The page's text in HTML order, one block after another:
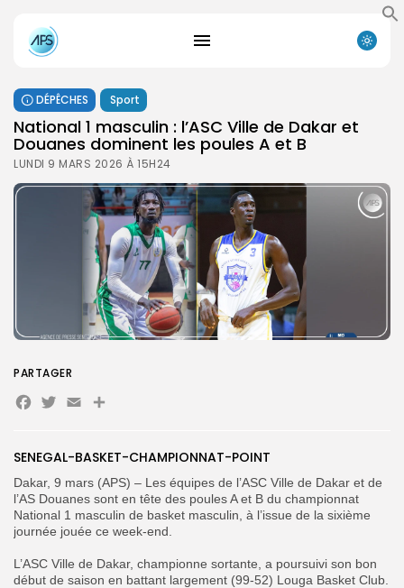
for:
FR
DÉPÊCHES Sport
‎National 1 masculin : l’ASC Ville de Dakar et
Douanes dominent les poules A et B
LUNDI 9 MARS 2026 À 15H24
SENEGAL-BASKET-CHAMPIONNAT-POINT
Dakar, 9 mars (APS) – Les équipes de l’ASC Ville de Dakar et de
l’AS Douanes sont en tête des poules A et B du championnat
National 1 masculin de basket masculin, à l’issue de la sixième
journée jouée ce week-end.
‎L’ASC Ville de Dakar, championne sortante, a poursuivi son bon
début de saison en battant largement (99-52) Louga Basket Club.
PARTAGER
Facebook
Twitter
EmailPartager